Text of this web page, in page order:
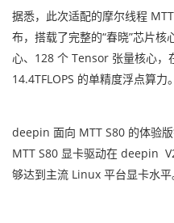
据悉，此次适配的摩尔线程
布， 搭载了完整的“春晓”芯片
心、 128 个 Tensor 张量核心，
14.4TFLOPS 的单精度浮点算力。
deepin 面向 MTT S80 的体验版
MTT S80 显卡驱动在 deepin
够达到主流 Linux 平台显卡水平